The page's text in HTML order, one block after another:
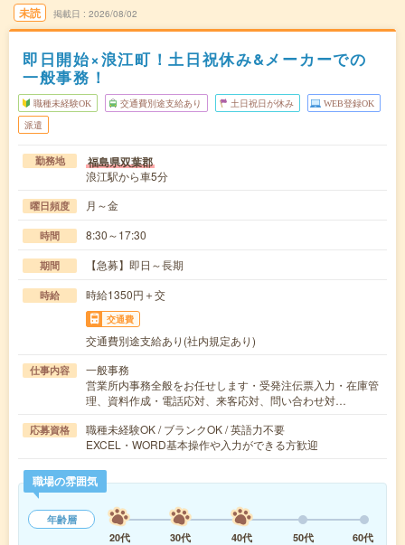
未読 掲載日 2026/08/02
即日開始×浪江町！土日祝休み&メーカーでの
一般事務！
職種未経験OK 交通費別途支給あり 土日祝日が休み WEB登録OK
派遣
勤務地 福島県双葉郡
浪江駅から車5分
曜日頻度 月～金
時間 8:30～17:30
期間 【急募】即日～長期
時給 時給1350円＋交
交通費
交通費別途支給あり(社内規定あり)
仕事内容
一般事務
営業所内事務全般をお任せします・受発注伝票入力・在庫管
理、資料作成・電話応対、来客応対、問い合わせ対…
応募資格
職種未経験OK / ブランクOK / 英語力不要
EXCEL・WORD基本操作や入力ができる方歓迎
職場の雰囲気
年齢層
20代
30代 40代 50代 60代